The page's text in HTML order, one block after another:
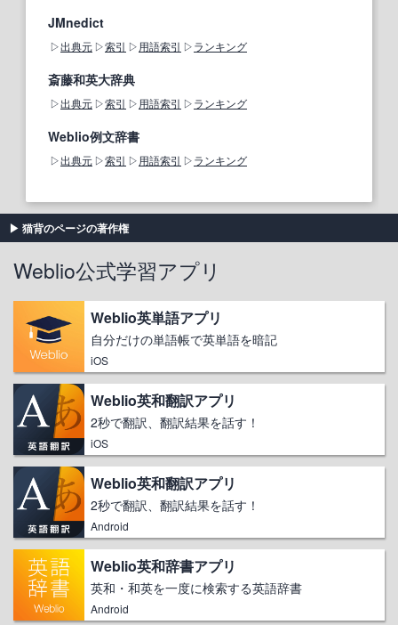
JMnedict
出典元 索引 用語索引 ランキング
斎藤和英大辞典
出典元 索引 用語索引 ランキング
Weblio例文辞書
出典元 索引 用語索引 ランキング
猫背のページの著作権
Weblio公式学習アプリ
Weblio英単語アプリ
自分だけの単語帳で英単語を暗記
iOS
Weblio英和翻訳アプリ
2秒で翻訳、翻訳結果を話す！
iOS
Weblio英和翻訳アプリ
2秒で翻訳、翻訳結果を話す！
Android
Weblio英和辞書アプリ
英和・和英を一度に検索する英語辞書
Android